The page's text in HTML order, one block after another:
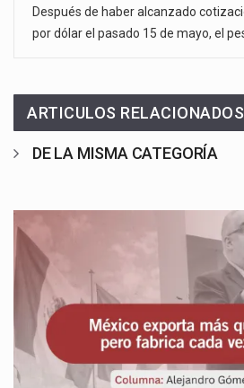
Después de haber alcanzado
por dólar el pasado 15 de mayo, el
ARTICULOS RELACIONADOS
DE LA MISMA CATEGORÍA